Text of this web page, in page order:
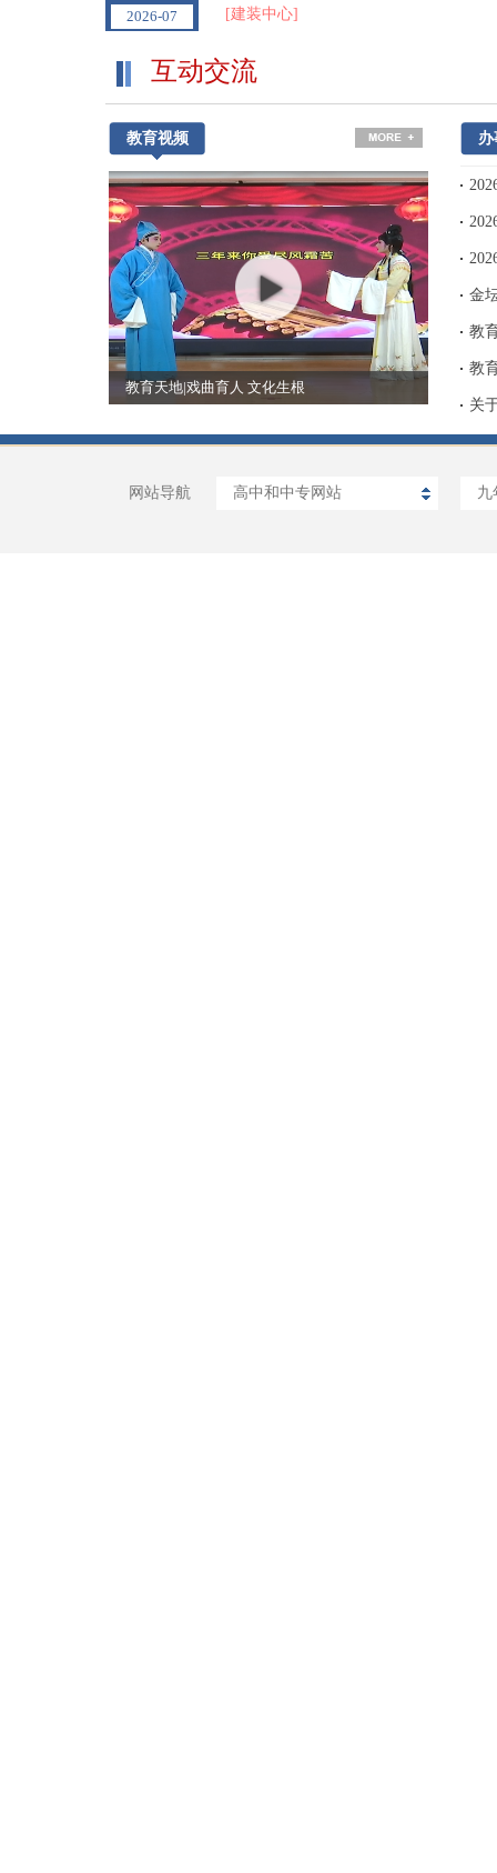
2026-07 [建装中心]
互动交流
教育视频
教育天地|戏曲育人 文化生根
办
教
教
关
网站导航 高中和中专网站 九